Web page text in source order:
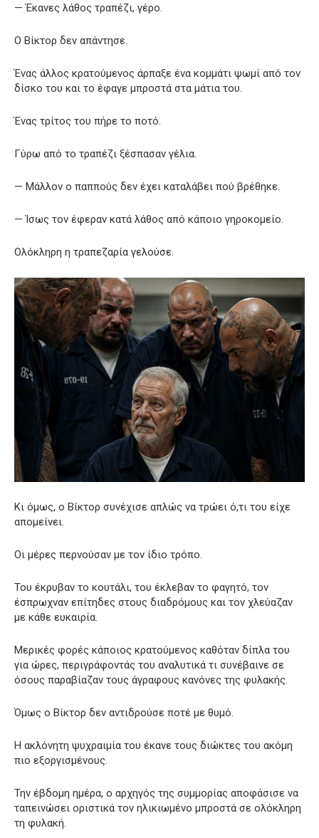
— Έκανες λάθος τραπέζι, γέρο.
Ο Βίκτορ δεν απάντησε.
Ένας άλλος κρατούμενος άρπαξε ένα κομμάτι ψωμί από τον
δίσκο του και το έφαγε μπροστά στα μάτια του.
Ένας τρίτος του πήρε το ποτό.
Γύρω από το τραπέζι ξέσπασαν γέλια.
— Μάλλον ο παππούς δεν έχει καταλάβει πού βρέθηκε.
— Ίσως τον έφεραν κατά λάθος από κάποιο γηροκομείο.
Ολόκληρη η τραπεζαρία γελούσε.
Κι όμως, ο Βίκτορ συνέχισε απλώς να τρώει ό,τι του είχε
απομείνει.
Οι μέρες περνούσαν με τον ίδιο τρόπο.
Του έκρυβαν το κουτάλι, του έκλεβαν το φαγητό, τον
έσπρωχναν επίτηδες στους διαδρόμους και τον χλεύαζαν
με κάθε ευκαιρία.
Μερικές φορές κάποιος κρατούμενος καθόταν δίπλα του
για ώρες, περιγράφοντάς του αναλυτικά τι συνέβαινε σε
όσους παραβίαζαν τους άγραφους κανόνες της φυλακής.
Όμως ο Βίκτορ δεν αντιδρούσε ποτέ με θυμό.
Η ακλόνητη ψυχραιμία του έκανε τους διώκτες του ακόμη
πιο εξοργισμένους.
Την έβδομη ημέρα, ο αρχηγός της συμμορίας αποφάσισε να
ταπεινώσει οριστικά τον ηλικιωμένο μπροστά σε ολόκληρη
τη φυλακή.